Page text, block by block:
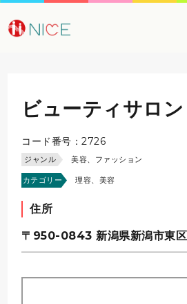
ビューティサロ
コード番号：2726
ジャンル 美容、ファッション
カテゴリー 理容、美容
住所
〒950-0843 新潟県新潟市東